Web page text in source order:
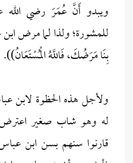
ويبدو أَنَّ عُمَرَ رضي
للمشورة؛ ولذا لما مرض
بِنَا مَرَضُكَ، فَاللَّهُ الْمُسْتَعَانُ)).
ولأجل هذه الحظوة لابن
له وهو شاب صغير اعترض
قارنوا سنهم بسن ابن